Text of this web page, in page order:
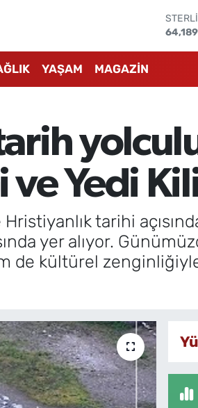
13.887
DOLAR
EURO
YAŞAM MAGAZİN
Yedi
tarihi
yer alıyor.
de kültürel